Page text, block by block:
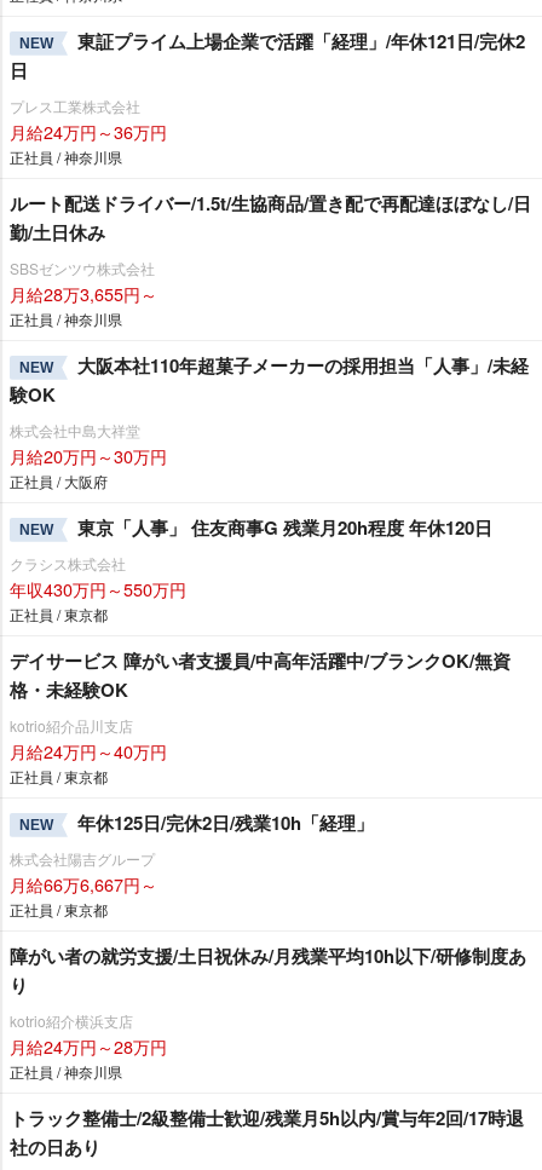
NEW
東証プライム上場企業で活躍「経理」/年休121日/完休2
日
プレス工業株式会社
月給24万円～36万円
正社員 / 神奈川県
ルート配送ドライバー/1.5t/生協商品/置き配で再配達ほぼなし/日
勤/土日休み
SBSゼンツウ株式会社
月給28万3,655円～
正社員 / 神奈川県
NEW
大阪本社110年超菓子メーカーの採用担当「人事」/未経
験OK
株式会社中島大祥堂
月給20万円～30万円
正社員 / 大阪府
NEW 東京「人事」 住友商事G 残業月20h程度 年休120日
クラシス株式会社
年収430万円～550万円
正社員 / 東京都
デイサービス 障がい者支援員/中高年活躍中/ブランクOK/無資
格・未経験OK
kotrio紹介品川支店
月給24万円～40万円
正社員 / 東京都
NEW 年休125日/完休2日/残業10h「経理」
株式会社陽吉グループ
月給66万6,667円～
正社員 / 東京都
障がい者の就労支援/土日祝休み/月残業平均10h以下/研修制度あ
り
kotrio紹介横浜支店
月給24万円～28万円
正社員 / 神奈川県
トラック整備士/2級整備士歓迎/残業月5h以内/賞与年2回/17時退
社の日あり